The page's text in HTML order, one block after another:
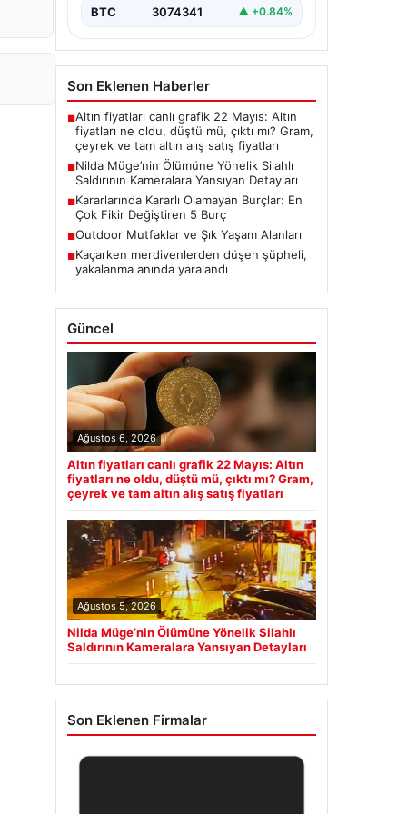
BTC 3074341 ▲ +0.84%
Son Eklenen Haberler
■Altın fiyatları canlı grafik 22 Mayıs: Altın
fiyatları ne oldu, düştü mü, çıktı mı? Gram,
çeyrek ve tam altın alış satış fiyatları
■Nilda Müge’nin Ölümüne Yönelik Silahlı
Saldırının Kameralara Yansıyan Detayları
■Kararlarında Kararlı Olamayan Burçlar: En
Çok Fikir Değiştiren 5 Burç
■Outdoor Mutfaklar ve Şık Yaşam Alanları
■Kaçarken merdivenlerden düşen şüpheli,
yakalanma anında yaralandı
Güncel
Ağustos 6, 2026
Altın fiyatları canlı grafik 22 Mayıs: Altın
fiyatları ne oldu, düştü mü, çıktı mı? Gram,
çeyrek ve tam altın alış satış fiyatları
Ağustos 5, 2026
Nilda Müge’nin Ölümüne Yönelik Silahlı
Saldırının Kameralara Yansıyan Detayları
Son Eklenen Firmalar